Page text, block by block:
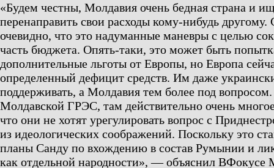
«Будем честны, Молдавия очень бедная страна и
перенаправить свои расходы кому-нибудь
очевидно, что это надуманные маневры с целью
часть бюджета. Опять-таки, это может быть
дополнительные льготы от Европы, но Европа
определенный дефицит средств. Им даже
поддерживать, а Молдавия тем более под вопросом.
Молдавской ГРЭС, там действительно очень
что они не хотят урегулировать вопрос с
из идеологических соображений. Поскольку это
планы Санду по вхождению в состав Румынии и
как отдельной народности», — объяснил ВФокусе